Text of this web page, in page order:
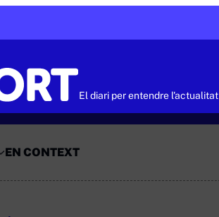
El diari per entendre l'actualitat
EN CONTEXT